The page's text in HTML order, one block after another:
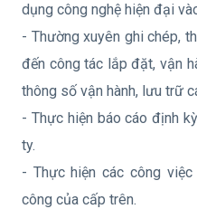
dụng công nghệ hiện đại
- Thường xuyên ghi chép,
đến công tác lắp đặt, vận
thông số vận hành, lưu trữ
- Thực hiện báo cáo định
ty.
- Thực hiện các công
công của cấp trên.